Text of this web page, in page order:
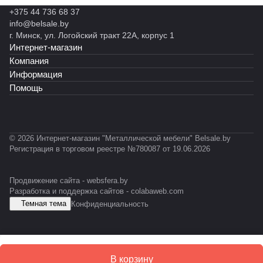
ы
й
С
Т
Ф
У
ы
й
R
o
c
k
X
L
ы
й
С
T
0
5
1
н
ы
й
С
С
й
М
-
E
1
Р
В корзину
+375 44 736 68 37
info@belsale.by
г. Минск, ул. Логойский тракт 22А, корпус 1
Интернет-магазин
Компания
Информация
Помощь
© 2026 Интернет-магазин "Металлической мебели" Belsale.by
Регистрация в торговом реестре №780087 от 19.06.2026
Продвижение сайта - websfera.by
Разработка и поддержка сайтов - colabaweb.com
Темная тема
Конфиденциальность